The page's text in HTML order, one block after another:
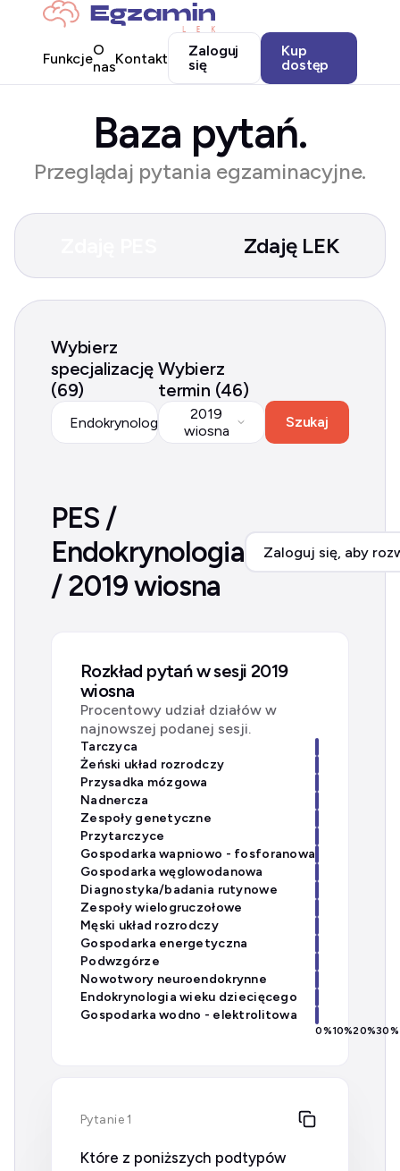
FunkcjeO
nasKontakt
Zaloguj
się
Kup
dostęp
Baza pytań.
Przeglądaj pytania egzaminacyjne.
Zdaję LEK
Wybierz
specjalizację
(69)
Endokrynologia
Wybierz
termin (46)
2019
wiosna
Szukaj
PES /
Endokrynologia
/ 2019 wiosna
Zaloguj się, aby
Rozkład pytań w sesji 2019
wiosna
Procentowy udział działów w
najnowszej podanej sesji.
Tarczyca
Żeński układ rozrodczy
Przysadka mózgowa
Nadnercza
Zespoły genetyczne
Przytarczyce
Gospodarka wapniowo - fosforanowa
Gospodarka węglowodanowa
Diagnostyka/badania rutynowe
Zespoły wielogruczołowe
Męski układ rozrodczy
Gospodarka energetyczna
Podwzgórze
Nowotwory neuroendokrynne
Endokrynologia wieku dziecięcego
Gospodarka wodno - elektrolitowa
0%10%20%30%
Pytanie 1
Które z poniższych podtypów